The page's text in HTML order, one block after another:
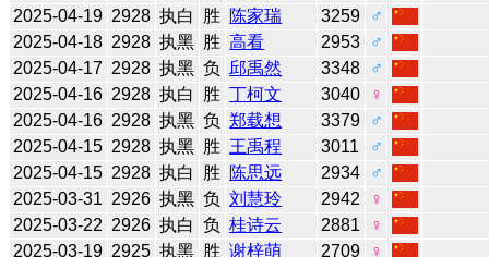
2025-04-19 2928 执白 胜 陈家瑞 3259
♂
2025-04-18 2928 执黑 胜 高看 2953
♂
2025-04-17 2928 执黑 负 邱禹然 3348
♂
2025-04-16 2928 执白 胜 丁柯文 3040
♀
2025-04-16 2928 执黑 负 郑载想 3379
♂
2025-04-15 2928 执黑 胜 王禹程 3011
♂
2025-04-15 2928 执白 胜 陈思远 2934
♂
2025-03-31 2926 执黑 负 刘慧玲 2942
♀
2025-03-22 2926 执白 负 桂诗云 2881
♀
2025-03-19 2925 执黑 胜 谢梓萌 2709 ♀